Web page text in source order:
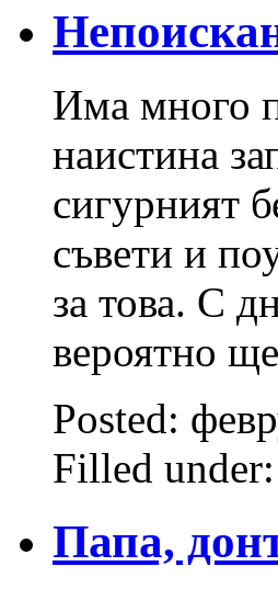
Има много
наистина
сигурният
съвети и
за това. С
вероятно
Posted:
Filled under:
Папа,